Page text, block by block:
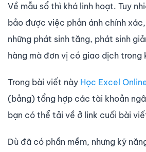
Về mẫu sổ thì khá linh hoạt. Tuy
bảo được việc phản ánh chính
những phát sinh tăng, phát sinh
hàng mà đơn vị có giao dịch trong
Trong bài viết này Học Excel
(bảng) tổng hợp các tài khoản
bạn có thể tải về ở link cuối bài
Dù đã có phần mềm, nhưng kỹ